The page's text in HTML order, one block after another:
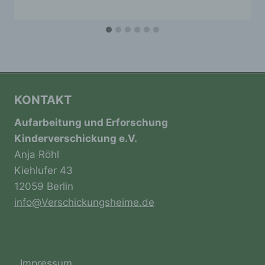
KONTAKT
Aufarbeitung und Erforschung
Kinderverschickung e.V.
Anja Röhl
Kiehlufer 43
12059 Berlin
info@Verschickungsheime.de
Profiling ist jede Art der automatisierten
personenbezogenen Daten verwendet
die sich auf eine natürliche Person beziehen,
zu bewerten, insbesondere, um Aspekte
bezüglich Arbeitsleistung, wirtschaftlicher
Lage, Gesundheit, persönlicher Vorlieben,
Interessen, Zuverlässigkeit, Verhalten,
Aufenthaltsort oder Ortswechsel dieser
natürlichen Person zu analysieren oder
personenbezogener Daten in einer Weise,